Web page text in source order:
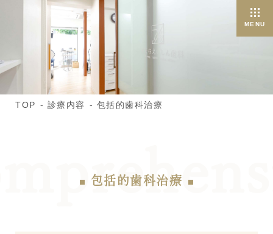
TOP 診療内容 包括的歯科治療
包括的歯科治療